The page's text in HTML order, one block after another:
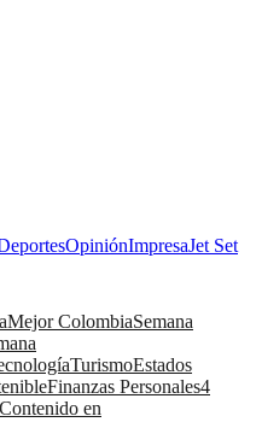
OpiniónImpresaJet Set
Mejor ColombiaSemana
TurismoEstados
Finanzas Personales4
Contenido en